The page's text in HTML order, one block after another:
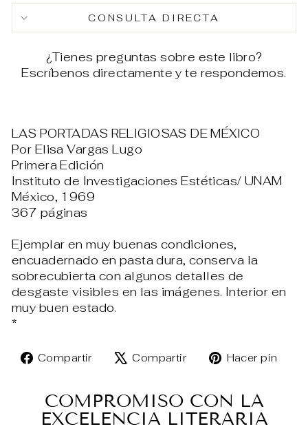
Facebook
X
CONSULTA DIRECTA
¿Tienes preguntas sobre este libro?
Escríbenos directamente y te respondemos.
LAS PORTADAS RELIGIOSAS DE MÉXICO
Por Elisa Vargas Lugo
Primera Edición
Instituto de Investigaciones Estéticas/ UNAM
México, 1969
367 páginas
Ejemplar en muy buenas condiciones,
encuadernado en pasta dura, conserva la
sobrecubierta con algunos detalles de
desgaste visibles en las imágenes. Interior en
muy buen estado.
*
Compartir
Compartir
Compartir
TuitearHacer pin
COMPROMISO CON LA
EXCELENCIA LITERARIA